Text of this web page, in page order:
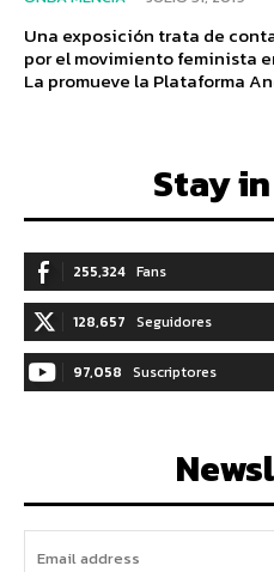
Una exposición trata de
por el movimiento feminista
La promueve la Plataforma
Stay
255,324 Fans
128,657 Seguidores
97,058 Suscriptores